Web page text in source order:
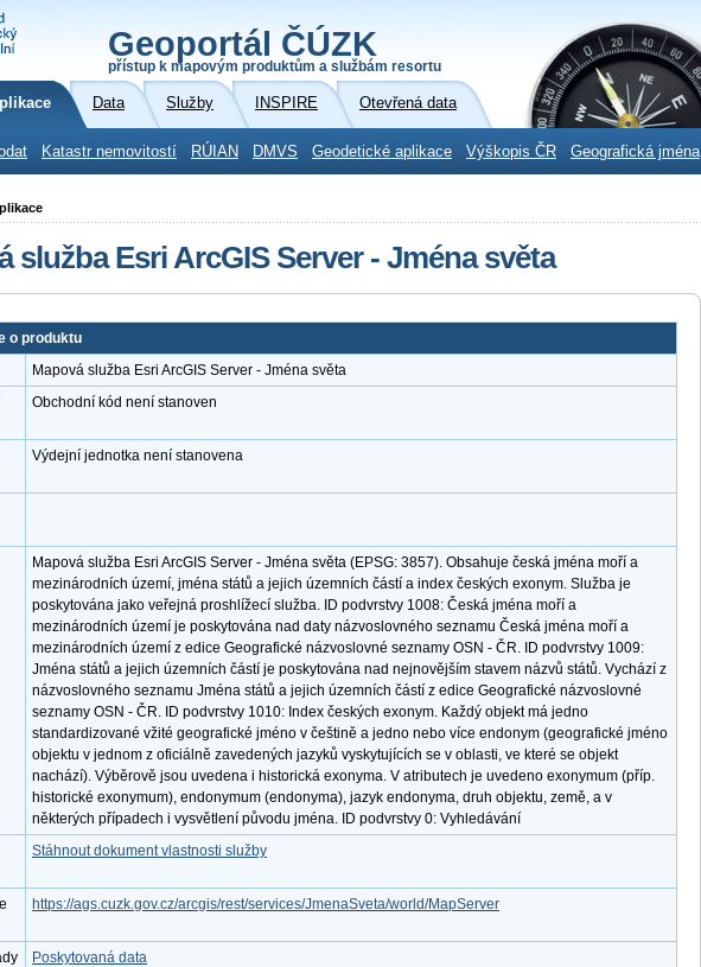
Geoportál ČÚZK
přístup k mapovým produktům a službám resortu
Data Služby INSPIRE Otevřená data
Katastr nemovitostí RÚIAN DMVS Geodetické aplikace Výškopis ČR Geografická jména
služba Esri ArcGIS Server - Jména světa
o produktu
Mapová služba Esri ArcGIS Server - Jména světa
Obchodní kód není stanoven
Výdejní jednotka není stanovena
Mapová služba Esri ArcGIS Server - Jména světa (EPSG: 3857). Obsahuje česká jména moří a
mezinárodních území, jména států a jejich územních částí a index českých exonym. Služba je
poskytována jako veřejná proshlížecí služba. ID podvrstvy 1008: Česká jména moří a
mezinárodních území je poskytována nad daty názvoslovného seznamu Česká jména moří a
mezinárodních území z edice Geografické názvoslovné seznamy OSN - ČR. ID podvrstvy 1009:
Jména států a jejich územních částí je poskytována nad nejnovějším stavem názvů států. Vychází z
názvoslovného seznamu Jména států a jejich územních částí z edice Geografické názvoslovné
seznamy OSN - ČR. ID podvrstvy 1010: Index českých exonym. Každý objekt má jedno
standardizované vžité geografické jméno v češtině a jedno nebo více endonym (geografické jméno
objektu v jednom z oficiálně zavedených jazyků vyskytujících se v oblasti, ve které se objekt
nachází). Výběrově jsou uvedena i historická exonyma. V atributech je uvedeno exonymum (příp.
historické exonymum), endonymum (endonyma), jazyk endonyma, druh objektu, země, a v
některých případech i vysvětlení původu jména. ID podvrstvy 0: Vyhledávání
Stáhnout dokument vlastnosti služby
https://ags.cuzk.gov.cz/arcgis/rest/services/JmenaSveta/world/MapServer
Poskytovaná data